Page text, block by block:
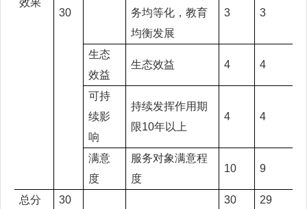
效果
30
务均等化，教育
均衡发展
3 3
生态
效益
生态效益 4 4
可持
续影
响
持续发挥作用期
限10年以上
4 4
满意
度
服务对象满意程
度
10 9
总分 30 30 29